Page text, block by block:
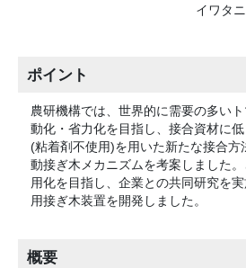
イワタ
ポイント
農研機構では、世界的に需要の多い
動化・省力化を目指し、接合資材に
(粘着剤不使用)を用いた新たな接合方
動接ぎ木メカニズムを考案しました
用化を目指し、企業との共同研究を
用接ぎ木装置を開発しました。
概要